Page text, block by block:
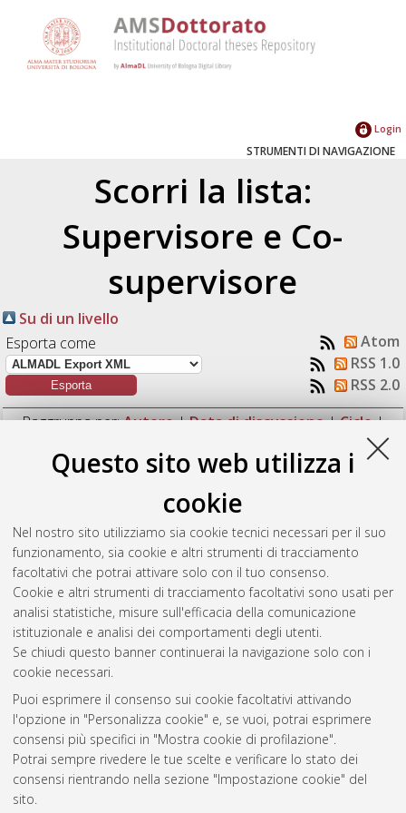
Questo sito web utilizza i
cookie
Nel nostro sito utilizziamo sia cookie tecnici necessari per il suo
funzionamento, sia cookie e altri strumenti di tracciamento
facoltativi che potrai attivare solo con il tuo consenso.
Cookie e altri strumenti di tracciamento facoltativi sono usati per
analisi statistiche, misure sull'efficacia della comunicazione
istituzionale e analisi dei comportamenti degli utenti.
Se chiudi questo banner continuerai la navigazione solo con i
cookie necessari.
Puoi esprimere il consenso sui cookie facoltativi attivando
l'opzione in "Personalizza cookie" e, se vuoi, potrai esprimere
consensi più specifici in "Mostra cookie di profilazione".
Potrai sempre rivedere le tue scelte e verificare lo stato dei
consensi rientrando nella sezione "Impostazione cookie" del
sito.
Login
STRUMENTI DI NAVIGAZIONE
Scorri la lista:
Supervisore e Co-
supervisore
Su di un livello
Esporta come
Atom
RSS 1.0
RSS 2.0
Raggruppa per:Autore|Data di discussione|Ciclo|
Resetting SETD2/H3K36ME3 deficiency
in advanced systemic mastocytosis, [Dissertation thesis], Alma
Mater Studiorum Università di Bologna. Dottorato di ricerca in
Oncologia, ematologia e patologia, 36 Ciclo.
Questa lista e' stata generata ilFri Aug 7 20:43:39 2026 CEST
Atom
Rss 1.0
Rss 2.0